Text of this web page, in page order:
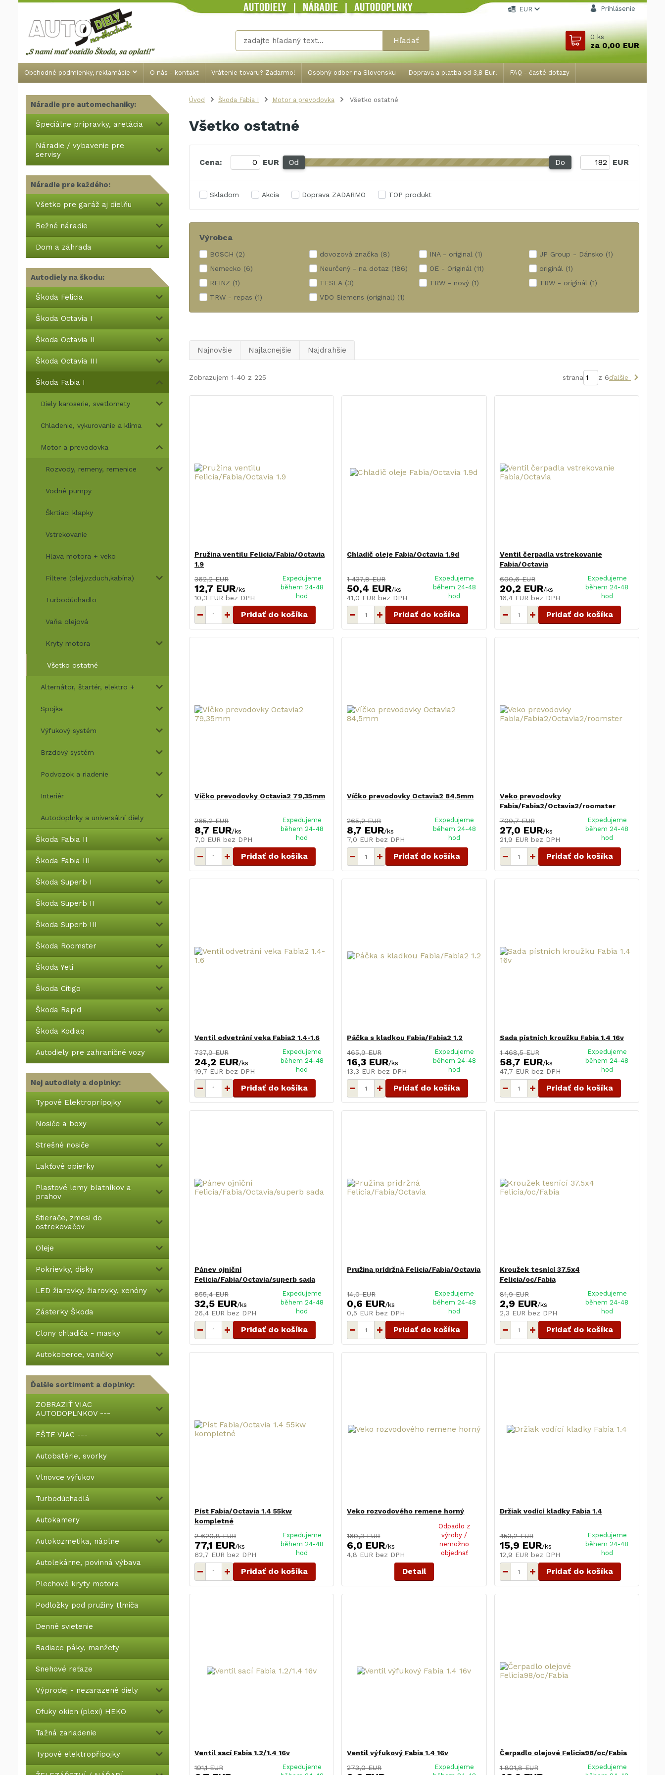
Obchodné podmienky, reklamácie O nás - kontakt Vrátenie tovaru? Zadarmo! Osobný odber na Slovensku Doprava a platba od 3,8 Eur! FAQ - časté dotazy
EUR Prihlásenie
Hľadať 0ks
za0,00 EUR
Náradie pre automechaniky:
Špeciálne prípravky, aretácia
Náradie / vybavenie pre
servisy
Náradie pre každého:
Všetko pre garáž aj dielňu
Bežné náradie
Dom a záhrada
Autodiely na škodu:
Škoda Felicia
Škoda Octavia I
Škoda Octavia II
Škoda Octavia III
Škoda Fabia I
Diely karoserie, svetlomety
Chladenie, vykurovanie a klíma
Motor a prevodovka
Rozvody, remeny, remenice
Vodné pumpy
Škrtiaci klapky
Vstrekovanie
Hlava motora + veko
Filtere (olej,vzduch,kabína)
Turbodúchadlo
Vaňa olejová
Kryty motora
Všetko ostatné
Alternátor, štartér, elektro +
Spojka
Výfukový systém
Brzdový systém
Podvozok a riadenie
Interiér
Autodoplnky a universální diely
Škoda Fabia II
Škoda Fabia III
Škoda Superb I
Škoda Superb II
Škoda Superb III
Škoda Roomster
Škoda Yeti
Škoda Citigo
Škoda Rapid
Škoda Kodiaq
Autodiely pre zahraničné vozy
Nej autodiely a doplnky:
Typové Elektroprípojky
Nosiče a boxy
Strešné nosiče
Lakťové opierky
Plastové lemy blatníkov a
prahov
Stierače, zmesi do
ostrekovačov
Oleje
Pokrievky, disky
LED žiarovky, žiarovky, xenóny
Zásterky Škoda
Clony chladiča - masky
Autokoberce, vaničky
Ďalšie sortiment a doplnky:
ZOBRAZIŤ VIAC
AUTODOPLNKOV ---
EŠTE VIAC ---
Autobatérie, svorky
Vlnovce výfukov
Turbodúchadlá
Autokamery
Autokozmetika, náplne
Autolekárne, povinná výbava
Plechové kryty motora
Podložky pod pružiny tlmiča
Denné svietenie
Radiace páky, manžety
Snehové reťaze
Výprodej - nezarazené diely
Ofuky okien (plexi) HEKO
Tažná zariadenie
Typové elektropřípojky
Úvod Škoda Fabia I Motor a prevodovka Všetko ostatné
Všetko ostatné
Cena: EUR Od Do EUR
Skladom Akcia Doprava ZADARMO TOP produkt
Výrobca
BOSCH (2) dovozová značka (8) INA - original (1) JP Group - Dánsko (1)
Nemecko (6) Neurčený - na dotaz (186) OE - Originál (11) originál (1)
REINZ (1) TESLA (3) TRW - nový (1) TRW - originál (1)
TRW - repas (1) VDO Siemens (original) (1)
Najnovšie Najlacnejšie Najdrahšie
Zobrazujem 1-40 z 225 strana z 6ďalšie
Pružina ventilu Felicia/Fabia/Octavia
1.9
362,2 EUR
12,7 EUR/ks
10,3 EUR bez DPH
Expedujeme
během 24-48
hod
Pridať do košíka
Chladič oleje Fabia/Octavia 1.9d
1 437,8 EUR
50,4 EUR/ks
41,0 EUR bez DPH
Expedujeme
během 24-48
hod
Pridať do košíka
Ventil čerpadla vstrekovanie
Fabia/Octavia
600,6 EUR
20,2 EUR/ks
16,4 EUR bez DPH
Expedujeme
během 24-48
hod
Pridať do košíka
Víčko prevodovky Octavia2 79,35mm
265,2 EUR
8,7 EUR/ks
7,0 EUR bez DPH
Expedujeme
během 24-48
hod
Pridať do košíka
Víčko prevodovky Octavia2 84,5mm
265,2 EUR
8,7 EUR/ks
7,0 EUR bez DPH
Expedujeme
během 24-48
hod
Pridať do košíka
Veko prevodovky
Fabia/Fabia2/Octavia2/roomster
700,7 EUR
27,0 EUR/ks
21,9 EUR bez DPH
Expedujeme
během 24-48
hod
Pridať do košíka
Ventil odvetrání veka Fabia2 1.4-1.6
737,9 EUR
24,2 EUR/ks
19,7 EUR bez DPH
Expedujeme
během 24-48
hod
Pridať do košíka
Páčka s kladkou Fabia/Fabia2 1.2
465,9 EUR
16,3 EUR/ks
13,3 EUR bez DPH
Expedujeme
během 24-48
hod
Pridať do košíka
Sada pístních kroužku Fabia 1.4 16v
1 468,5 EUR
58,7 EUR/ks
47,7 EUR bez DPH
Expedujeme
během 24-48
hod
Pridať do košíka
Pánev ojniční
Felicia/Fabia/Octavia/superb sada
855,4 EUR
32,5 EUR/ks
26,4 EUR bez DPH
Expedujeme
během 24-48
hod
Pridať do košíka
Pružina prídržná Felicia/Fabia/Octavia
14,0 EUR
0,6 EUR/ks
0,5 EUR bez DPH
Expedujeme
během 24-48
hod
Pridať do košíka
Kroužek tesnící 37.5x4
Felicia/oc/Fabia
81,9 EUR
2,9 EUR/ks
2,3 EUR bez DPH
Expedujeme
během 24-48
hod
Pridať do košíka
Píst Fabia/Octavia 1.4 55kw
kompletné
2 620,8 EUR
77,1 EUR/ks
62,7 EUR bez DPH
Expedujeme
během 24-48
hod
Pridať do košíka
Veko rozvodového remene horný
169,3 EUR
6,0 EUR/ks
4,8 EUR bez DPH
Odpadlo z
výroby /
nemožno
objednať
Detail
Držiak vodící kladky Fabia 1.4
453,2 EUR
15,9 EUR/ks
12,9 EUR bez DPH
Expedujeme
během 24-48
hod
Pridať do košíka
Ventil sací Fabia 1.2/1.4 16v
191,1 EUR
Expedujeme
Ventil výfukový Fabia 1.4 16v
273,0 EUR
Expedujeme
Čerpadlo olejové Felicia98/oc/Fabia
1 801,8 EUR
Expedujeme